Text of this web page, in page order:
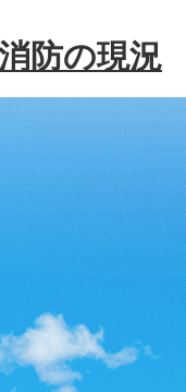
防の現況